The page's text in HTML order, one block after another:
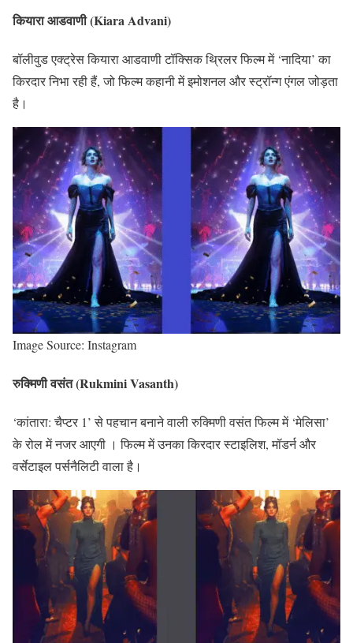
कियारा आडवाणी (Kiara Advani)
बॉलीवुड एक्ट्रेस कियारा आडवाणी टॉक्सिक थ्रिलर फिल्म में ‘नादिया’ का
किरदार निभा रही हैं, जो फिल्म कहानी में इमोशनल और स्ट्रॉन्ग एंगल जोड़ता
है।
Image Source: Instagram
रुक्मिणी वसंत (Rukmini Vasanth)
‘कांतारा: चैप्टर 1’ से पहचान बनाने वाली रुक्मिणी वसंत फिल्म में ‘मेलिसा’
के रोल में नजर आएगी । फिल्म में उनका किरदार स्टाइलिश, मॉडर्न और
वर्सेटाइल पर्सनैलिटी वाला है।